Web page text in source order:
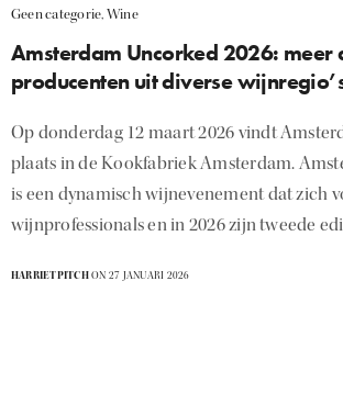
Geen categorie,Wine
Amsterdam Uncorked 2026: meer
producenten uit diverse
Op donderdag 12 maart 2026 vindt
plaats in de Kookfabriek Amsterdam.
is een dynamisch wijnevenement dat zich
wijnprofessionals en in 2026 zijn tweede
HARRIETPITCHON 27 JANUARI 2026